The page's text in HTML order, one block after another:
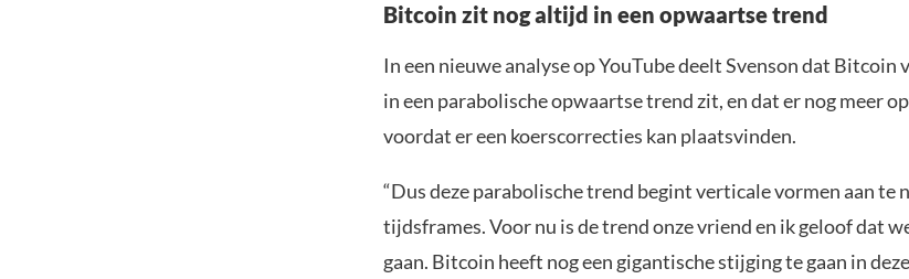
Bitcoin zit nog altijd in een opwaartse trend
In een nieuwe analyse op YouTube deelt Svenson dat Bitcoin
in een parabolische opwaartse trend zit, en dat er nog meer
voordat er een koerscorrecties kan plaatsvinden.
“Dus deze parabolische trend begint verticale vormen aan te
tijdsframes. Voor nu is de trend onze vriend en ik geloof dat
gaan. Bitcoin heeft nog een gigantische stijging te gaan in